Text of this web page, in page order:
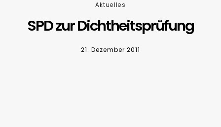
Aktuelles
SPD zur Dichtheitsprüfung
21. Dezember 2011